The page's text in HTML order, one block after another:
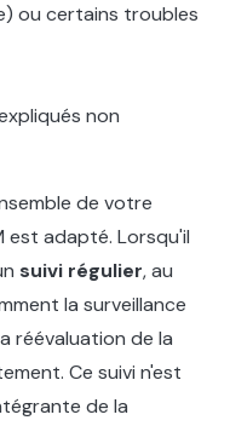
ou certains troubles
non
de votre
est adapté. Lorsqu'il
suivi régulier, au
la surveillance
réévaluation de la
Ce suivi n'est
de la